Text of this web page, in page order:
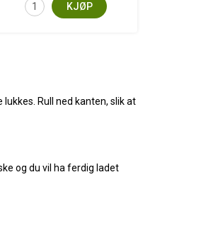
KJØP
Rull ned kanten, slik at
og du vil ha ferdig ladet